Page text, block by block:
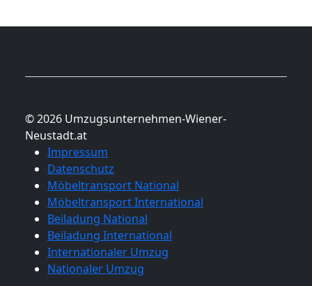
© 2026 Umzugsunternehmen-Wiener-
Neustadt.at
Impressum
Datenschutz
Möbeltransport National
Möbeltransport International
Beiladung National
Beiladung International
Internationaler Umzug
Nationaler Umzug